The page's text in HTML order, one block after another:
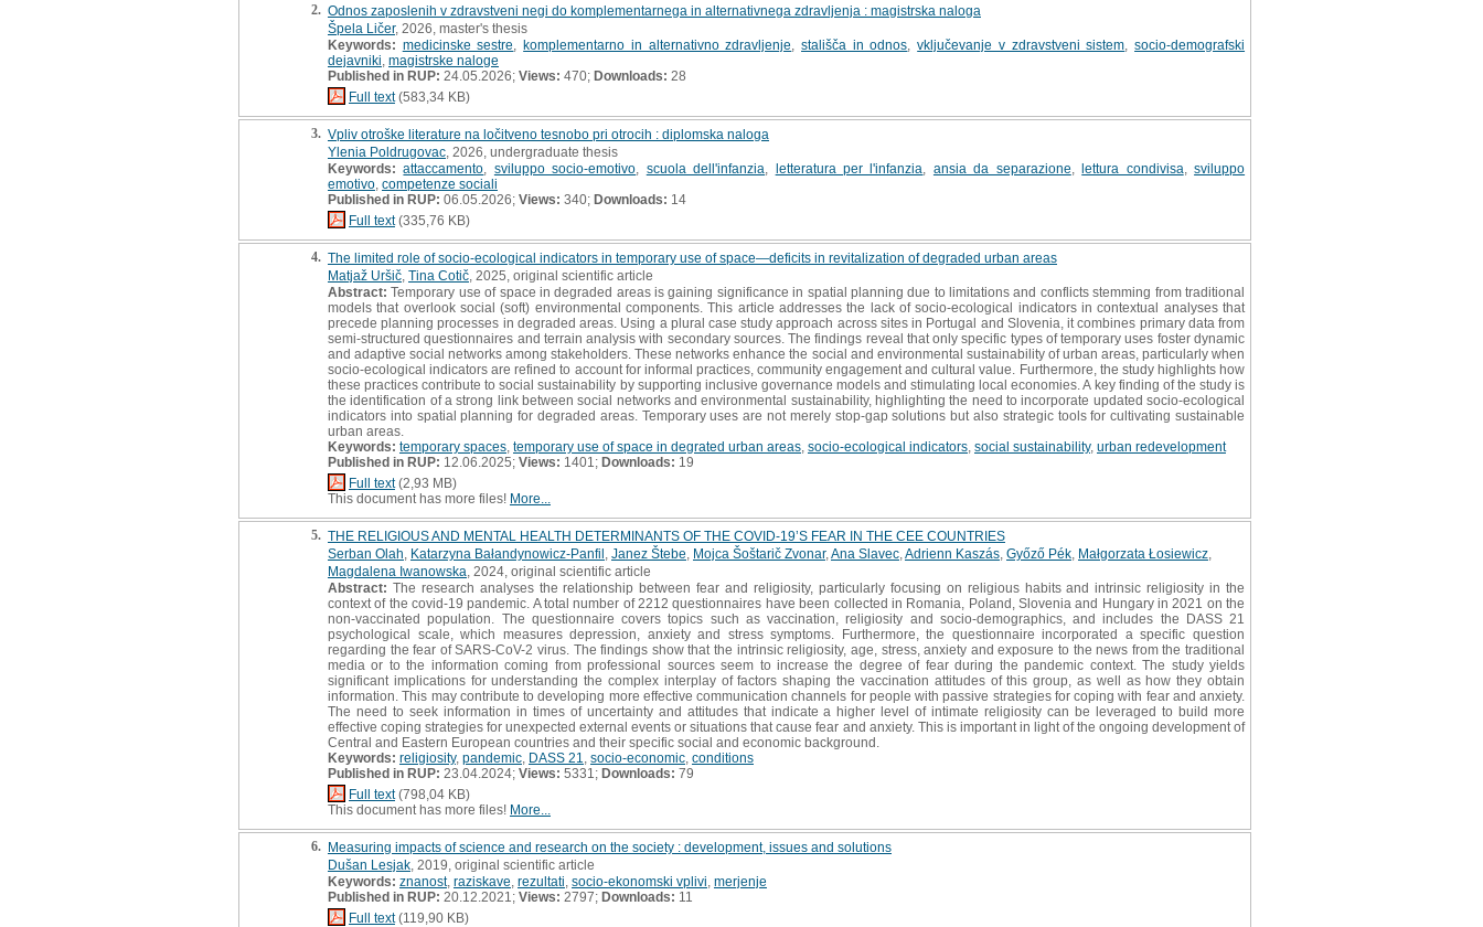
2. Odnos zaposlenih v zdravstveni negi do komplementarnega in alternativnega zdravljenja : magistrska naloga
Špela Ličer, 2026, master's thesis
Keywords: medicinske sestre ,komplementarno in alternativno zdravljenje ,stališča in odnos ,vključevanje v zdravstveni sistem ,socio-demografski
dejavniki magistrske naloge
Published in RUP: 24.05.2026; Views: 470; Downloads: 28
Full text(583,34 KB)
3. Vpliv otroške literature na ločitveno tesnobo pri otrocih : diplomska naloga
Ylenia Poldrugovac , 2026, undergraduate thesis
Keywords: attaccamento sviluppo socio-emotivo scuola dell'infanzia letteratura per l'infanzia ansia da separazione ,lettura condivisa ,sviluppo
emotivo competenze sociali
Published in RUP: 06.05.2026; Views: 340; Downloads: 14
Full text(335,76 KB)
4. The limited role of socio-ecological indicators in temporary use of space—deficits in revitalization of degraded urban areas
Matjaž Uršič Tina Cotič , 2025, original scientific article
Abstract: Temporary use of space in degraded areas is gaining significance in spatial planning due to limitations and conflicts stemming from traditional
models that overlook social (soft) environmental components. This article addresses the lack of socio-ecological indicators in contextual analyses that
precede planning processes in degraded areas. Using a plural case study approach across sites in Portugal and Slovenia, it combines primary data from
semi-structured questionnaires and terrain analysis with secondary sources. The findings reveal that only specific types of temporary uses foster dynamic
and adaptive social networks among stakeholders. These networks enhance the social and environmental sustainability of urban areas, particularly when
socio-ecological indicators are refined to account for informal practices, community engagement and cultural value. Furthermore, the study highlights how
these practices contribute to social sustainability by supporting inclusive governance models and stimulating local economies. A key finding of the study is
the identification of a strong link between social networks and environmental sustainability, highlighting the need to incorporate updated socio-ecological
indicators into spatial planning for degraded areas. Temporary uses are not merely stop-gap solutions but also strategic tools for cultivating sustainable
urban areas.
Keywords: temporary spaces temporary use of space in degrated urban areas socio-ecological indicators social sustainability, urban redevelopment
Published in RUP: 12.06.2025; Views: 1401; Downloads: 19
Full text(2,93 MB)
This document has more files! More...
5. THE RELIGIOUS AND MENTAL HEALTH DETERMINANTS OF THE COVID-19’S FEAR IN THE CEE COUNTRIES
Serban Olah Katarzyna Bałandynowicz-Panfil Janez Štebe Mojca Šoštarič Zvonar, Ana Slavec Adrienn Kaszás Győző Pék Małgorzata Łosiewicz
Magdalena Iwanowska , 2024, original scientific article
Abstract: The research analyses the relationship between fear and religiosity, particularly focusing on religious habits and intrinsic religiosity in the
context of the covid-19 pandemic. A total number of 2212 questionnaires have been collected in Romania, Poland, Slovenia and Hungary in 2021 on the
non-vaccinated population. The questionnaire covers topics such as vaccination, religiosity and socio-demographics, and includes the DASS 21
psychological scale, which measures depression, anxiety and stress symptoms. Furthermore, the questionnaire incorporated a specific question
regarding the fear of SARS-CoV-2 virus. The findings show that the intrinsic religiosity, age, stress, anxiety and exposure to the news from the traditional
media or to the information coming from professional sources seem to increase the degree of fear during the pandemic context. The study yields
significant implications for understanding the complex interplay of factors shaping the vaccination attitudes of this group, as well as how they obtain
information. This may contribute to developing more effective communication channels for people with passive strategies for coping with fear and anxiety.
The need to seek information in times of uncertainty and attitudes that indicate a higher level of intimate religiosity can be leveraged to build more
effective coping strategies for unexpected external events or situations that cause fear and anxiety. This is important in light of the ongoing development of
Central and Eastern European countries and their specific social and economic background.
Keywords: religiosity, pandemic DASS 21 socio-economic conditions
Published in RUP: 23.04.2024; Views: 5331; Downloads: 79
Full text(798,04 KB)
This document has more files! More...
6. Measuring impacts of science and research on the society : development, issues and solutions
Dušan Lesjak , 2019, original scientific article
Keywords: znanost, raziskave rezultati socio-ekonomski vplivi merjenje
Published in RUP: 20.12.2021; Views: 2797; Downloads: 11
Full text(119,90 KB)